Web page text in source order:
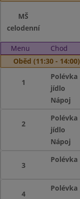
MŠ
celodenní
Menu Chod
Oběd (11:30 - 14:00)
1
Polévka
jídlo
Nápoj
2
Polévka
jídlo
Nápoj
3
Polévka
4
Polévka